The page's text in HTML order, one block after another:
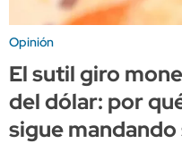
Opinión
El sutil giro
del dólar: por
sigue